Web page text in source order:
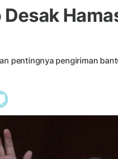
Desak
pentingnya pengiriman